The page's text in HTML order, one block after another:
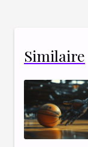
Similaire